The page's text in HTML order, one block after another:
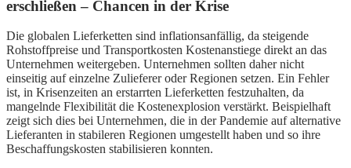
erschließen – Chancen in der Krise
Die globalen Lieferketten sind inflationsanfällig, da steigende
Rohstoffpreise und Transportkosten Kostenanstiege direkt an das
Unternehmen weitergeben. Unternehmen sollten daher nicht
einseitig auf einzelne Zulieferer oder Regionen setzen. Ein Fehler
ist, in Krisenzeiten an erstarrten Lieferketten festzuhalten, da
mangelnde Flexibilität die Kostenexplosion verstärkt. Beispielhaft
zeigt sich dies bei Unternehmen, die in der Pandemie auf alternative
Lieferanten in stabileren Regionen umgestellt haben und so ihre
Beschaffungskosten stabilisieren konnten.